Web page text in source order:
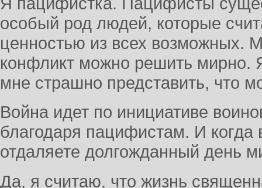
особый род людей, которые
ценностью из всех возможных.
конфликт можно решить мирно.
мне страшно представить, что
Война идет по инициативе
благодаря пацифистам. И
отдаляете долгожданный день
Да, я считаю, что жизнь